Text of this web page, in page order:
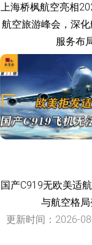
上海桥枫航空亮相
航空旅游峰会，深
服务布
更新时间：2026-
国产C919无欧美适
与航空格
更新时间：2026-